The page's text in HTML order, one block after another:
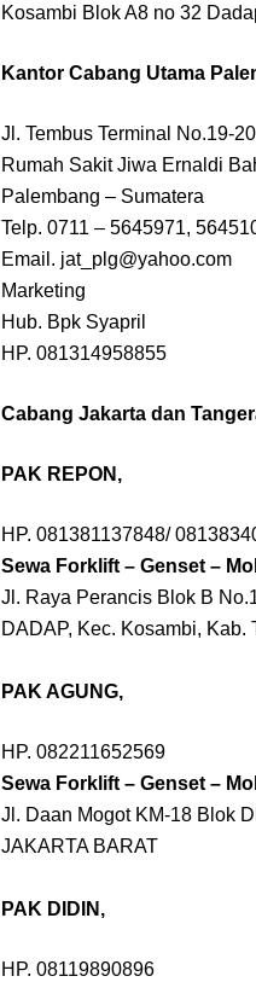
Kosambi Blok A8 no 32
Kantor Cabang Utama
Jl. Tembus Terminal No.19-
Rumah Sakit Jiwa Ernaldi
Palembang – Sumatera
Telp. 0711 – 5645971,
Email. jat_plg@yahoo.com
Marketing
Hub. Bpk Syapril
HP. 081314958855
Cabang Jakarta dan
PAK REPON,
HP. 081381137848/
Sewa Forklift – Genset –
Jl. Raya Perancis Blok B
DADAP, Kec. Kosambi, Kab.
PAK AGUNG,
HP. 082211652569
Sewa Forklift – Genset –
Jl. Daan Mogot KM-18 Blok
JAKARTA BARAT
PAK DIDIN,
HP. 08119890896